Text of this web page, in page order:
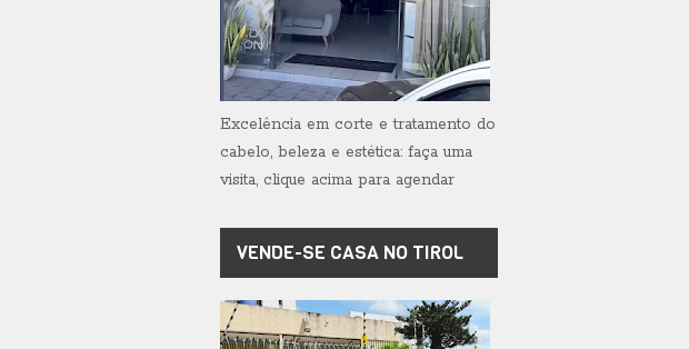
Excelência em corte e tratamento do
cabelo, beleza e estética: faça uma
visita, clique acima para agendar
VENDE-SE CASA NO TIROL